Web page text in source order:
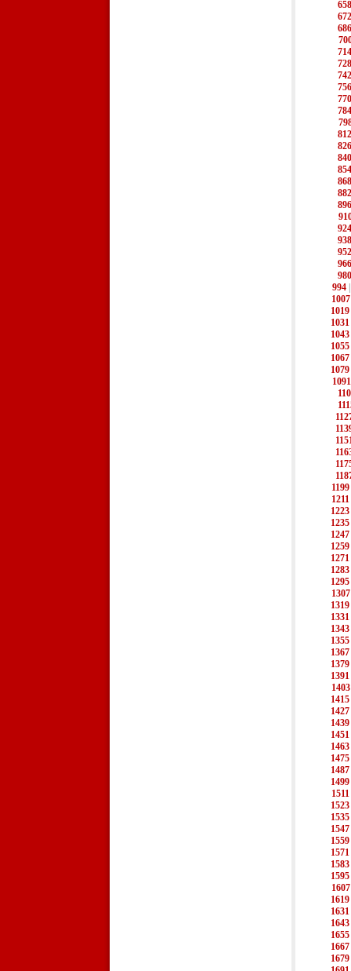
658
672
686
714
728
742
756
770
784
812
826
840
854
868
882
896
924
938
952
966
980
994
1007
1019
1031
1043
1055
1067
1079
1091
1199
1211
1223
1235
1247
1259
1271
1283
1295
1307
1319
1331
1343
1355
1367
1379
1391
1403
1415
1427
1439
1451
1463
1475
1487
1499
1511
1523
1535
1547
1559
1571
1583
1595
1607
1619
1631
1643
1655
1667
1679